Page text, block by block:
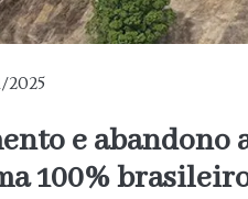
2025
e abandono
100%